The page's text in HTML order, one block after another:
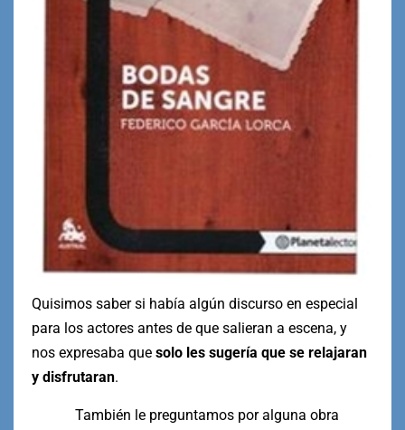
Quisimos saber si había algún discurso en especial
para los actores antes de que salieran a escena, y
nos expresaba que solo les sugería que se relajaran
y disfrutaran.
También le preguntamos por alguna obra